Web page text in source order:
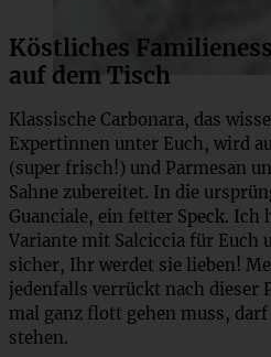
Köstliches
auf dem Tisch
Klassische Carbonara, das
Expertinnen unter Euch, wird
(super frisch!) und Parmesan
Sahne zubereitet. In die
Guanciale, ein fetter Speck. Ich
Variante mit Salciccia für Euch
sicher, Ihr werdet sie lieben!
jedenfalls verrückt nach dieser
mal ganz flott gehen muss,
stehen.